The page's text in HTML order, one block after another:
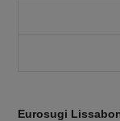
Eurosugi